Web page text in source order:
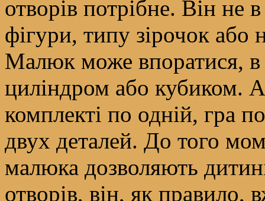
отворів потрібне. Він не
фігури, типу зірочок або
Малюк може впоратися,
циліндром або кубиком.
комплекті по одній, гра
двух деталей. До того
малюка дозволяють
отворів, він, як правило,